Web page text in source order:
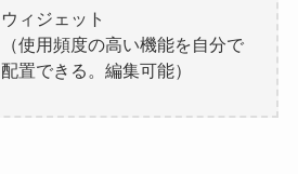
ウィジェット
（使用頻度の高い機能を自分で
配置できる。編集可能）